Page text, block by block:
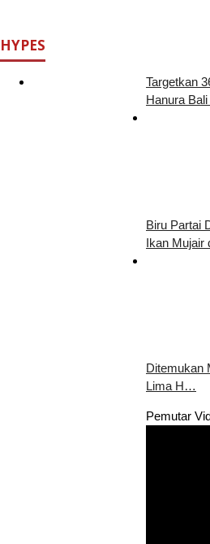
HYPES
Targetkan
Hanura
Biru Partai
Ikan Mujair
Ditemukan
Lima H…
Pemutar